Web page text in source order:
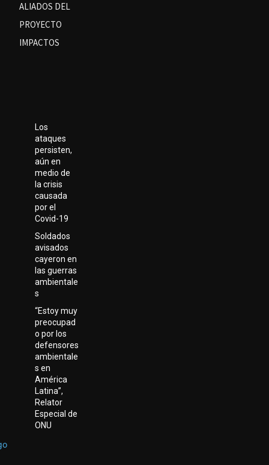
ALIADOS DEL
PROYECTO
IMPACTOS
Los
ataques
persisten,
aún en
medio de
la crisis
causada
por el
Covid-19
Soldados
avisados
cayeron en
las guerras
ambientale
s
“Estoy muy
preocupad
o por los
defensores
ambientale
s en
América
Latina”,
Relator
Especial de
ONU